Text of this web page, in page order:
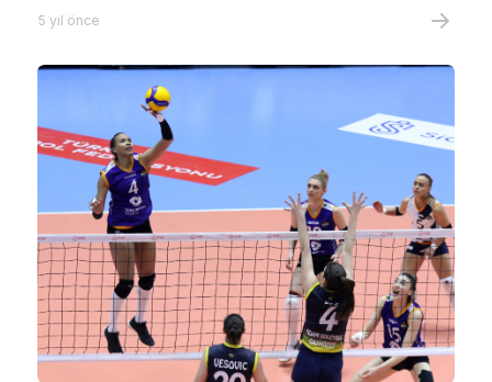
5 yıl önce